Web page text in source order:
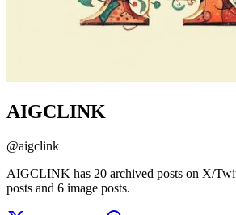
AIGCLINK
@aigclink
AIGCLINK has 20 archived posts on X/
posts and 6 image posts.